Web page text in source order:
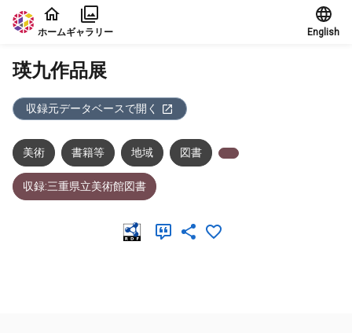
本文に飛ぶ
ホームギャラリー English
瑛九作品展
収録元データベースで開く
美術 書籍等 地域 図書
収録:三重県立美術館図書